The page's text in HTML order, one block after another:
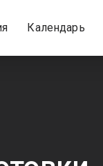
Календарь